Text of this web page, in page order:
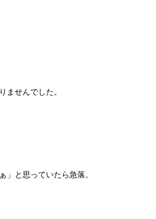
ませんでした。
」と思っていたら急落。